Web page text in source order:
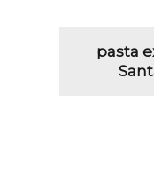
pasta